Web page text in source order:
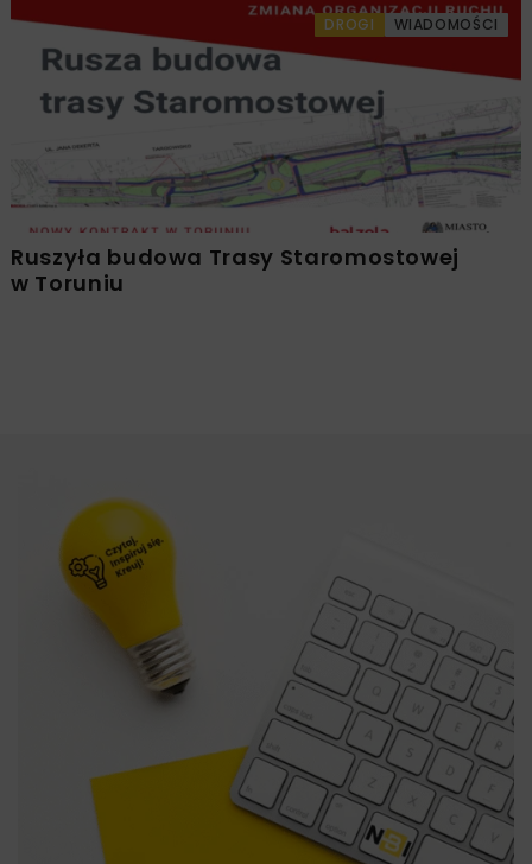
DROGI WIADOMOŚCI
Ruszyła budowa Trasy Staromostowej
w Toruniu